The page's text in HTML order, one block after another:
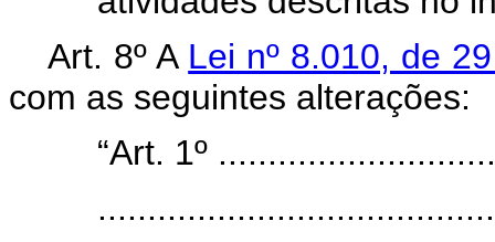
Art. 8º A Lei nº 8.010, de
com as seguintes alterações:
“Art. 1º